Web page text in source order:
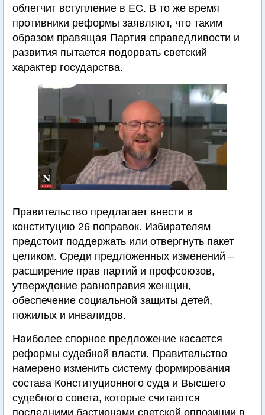
облегчит вступление в ЕС. В то же время
противники реформы заявляют, что таким
образом правящая Партия справедливости и
развития пытается подорвать светский
характер государства.
Правительство предлагает внести в
конституцию 26 поправок. Избирателям
предстоит поддержать или отвергнуть пакет
целиком. Среди предложенных изменений –
расширение прав партий и профсоюзов,
утверждение равноправия женщин,
обеспечение социальной защиты детей,
пожилых и инвалидов.
Наиболее спорное предложение касается
реформы судебной власти. Правительство
намерено изменить систему формирования
состава Конституционного суда и Высшего
судебного совета, которые считаются
последними бастионами светской оппозиции в